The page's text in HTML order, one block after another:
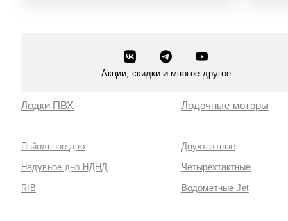
Акции, скидки и многое другое
Лодки ПВХ
Пайольное дно
Надувное дно НДНД
RIB
Лодочные моторы
Двухтактные
Четырехтактные
Водометные Jet